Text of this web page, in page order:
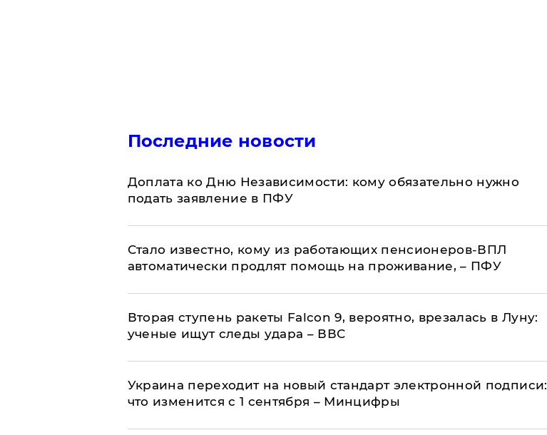
Последние новости
Доплата ко Дню Независимости: кому обязательно нужно
подать заявление в ПФУ
Стало известно, кому из работающих пенсионеров-ВПЛ
автоматически продлят помощь на проживание, – ПФУ
Вторая ступень ракеты Falcon 9, вероятно, врезалась в Луну:
ученые ищут следы удара – ВВС
Украина переходит на новый стандарт электронной подписи:
что изменится с 1 сентября – Минцифры